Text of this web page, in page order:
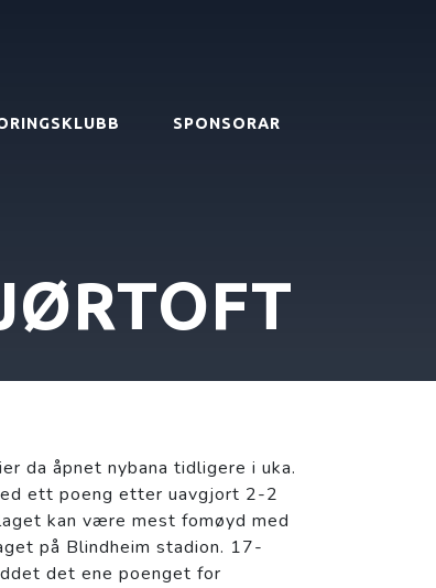
SPONSORAR
da åpnet nybana tidligere i uka.
ett poeng etter uavgjort 2-2
kan være mest fomøyd med
på Blindheim stadion. 17-
det ene poenget for